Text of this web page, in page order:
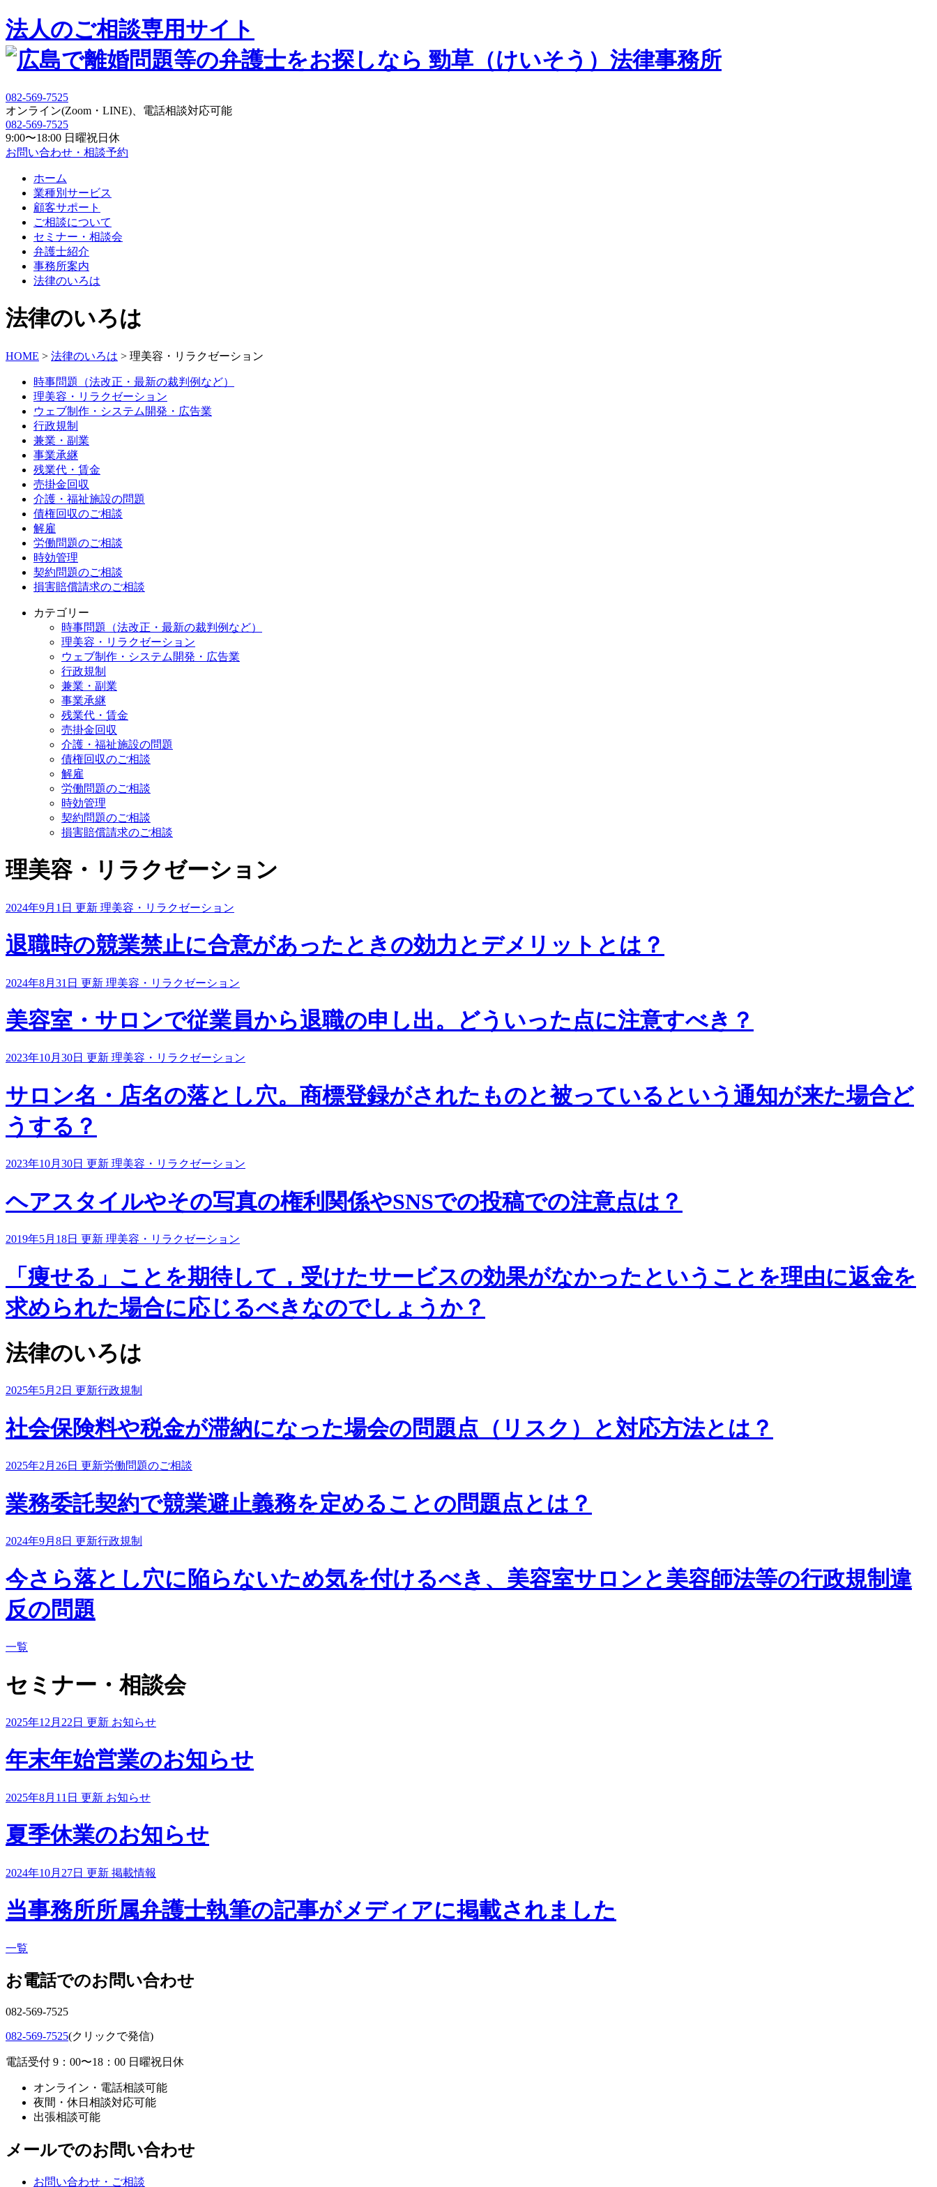
法人のご相談専用サイト
082-569-7525
オンライン(Zoom・LINE)、電話相談対応可能
082-569-7525
9:00〜18:00 日曜祝日休
お問い合わせ・相談予約
ホーム
業種別サービス
顧客サポート
ご相談について
セミナー・相談会
弁護士紹介
事務所案内
法律のいろは
法律のいろは
HOME > 法律のいろは > 理美容・リラクゼーション
時事問題（法改正・最新の裁判例など）
理美容・リラクゼーション
ウェブ制作・システム開発・広告業
行政規制
兼業・副業
事業承継
残業代・賃金
売掛金回収
介護・福祉施設の問題
債権回収のご相談
解雇
労働問題のご相談
時効管理
契約問題のご相談
損害賠償請求のご相談
カテゴリー
時事問題（法改正・最新の裁判例など）
理美容・リラクゼーション
ウェブ制作・システム開発・広告業
行政規制
兼業・副業
事業承継
残業代・賃金
売掛金回収
介護・福祉施設の問題
債権回収のご相談
解雇
労働問題のご相談
時効管理
契約問題のご相談
損害賠償請求のご相談
理美容・リラクゼーション
2024年9月1日 更新 理美容・リラクゼーション
退職時の競業禁止に合意があったときの効力とデメリットとは？
2024年8月31日 更新 理美容・リラクゼーション
美容室・サロンで従業員から退職の申し出。どういった点に注意すべき？
2023年10月30日 更新 理美容・リラクゼーション
サロン名・店名の落とし穴。商標登録がされたものと被っているという通知が来た場合ど
うする？
2023年10月30日 更新 理美容・リラクゼーション
ヘアスタイルやその写真の権利関係やSNSでの投稿での注意点は？
2019年5月18日 更新 理美容・リラクゼーション
「痩せる」ことを期待して，受けたサービスの効果がなかったということを理由に返金を
求められた場合に応じるべきなのでしょうか？
法律のいろは
2025年5月2日 更新行政規制
社会保険料や税金が滞納になった場会の問題点（リスク）と対応方法とは？
2025年2月26日 更新労働問題のご相談
業務委託契約で競業避止義務を定めることの問題点とは？
2024年9月8日 更新行政規制
今さら落とし穴に陥らないため気を付けるべき、美容室サロンと美容師法等の行政規制違
反の問題
一覧
セミナー・相談会
2025年12月22日 更新 お知らせ
年末年始営業のお知らせ
2025年8月11日 更新 お知らせ
夏季休業のお知らせ
2024年10月27日 更新 掲載情報
当事務所所属弁護士執筆の記事がメディアに掲載されました
一覧
お電話でのお問い合わせ
082-569-7525
082-569-7525(クリックで発信)
電話受付 9：00〜18：00 日曜祝日休
オンライン・電話相談可能
夜間・休日相談対応可能
出張相談可能
メールでのお問い合わせ
お問い合わせ・ご相談